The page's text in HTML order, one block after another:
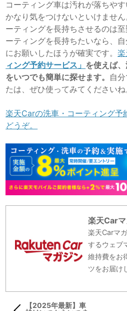
コーティング車は汚れが落ちや
かなり気をつけないといけませ
ーティングを長持ちさせるのは
ーティングを長持ちたいなら、
にお願いしたほうが確実です。
ィング予約サービス」 を使えば
をいつでも簡単に探せます。 自
たは、ぜひ使ってみてくださいね
楽天Carの洗車・コーティング予
どうぞ。
楽天Car
楽天Carマ
するウェブ
維持費をお
ツをお届け
【2025年最新】車